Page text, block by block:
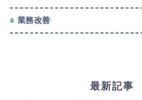
業務改善
最新記事